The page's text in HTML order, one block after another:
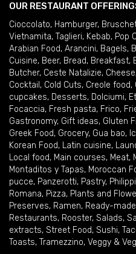
OUR RESTAURANT
Cioccolato, Hamburger,
Vietnamita, Taglieri, Kebab, Pop
Arabian Food, Arancini, Bagels,
Cuisine, Beer, Bread, Breakfast,
Butcher, Ceste Natalizie, Cheese
Cocktail , Cold Cuts, Creole food,
cupcakes, Desserts, Dolciumi,
Focaccia, Fresh pasta, Frico,
Gastronomy, Gift ideas, Gluten
Greek Food, Grocery, Gua bao,
Korean Food, Latin cuisine,
Local food, Main courses, Meat,
Montaditos y Tapas, Moroccan
pucce, Panzerotti, Pastry,
Romana, Pizza, Plants and
Preserves, Ramen, Ready-
Restaurants, Rooster, Salads,
extracts, Street Food, Sushi,
Toasts, Tramezzino, Veggy &